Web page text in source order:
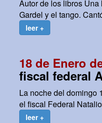
Autor de los libros
Gardel y el tango.
leer +
18 de Enero
fiscal federal
La noche del domingo
el fiscal Federal
leer +